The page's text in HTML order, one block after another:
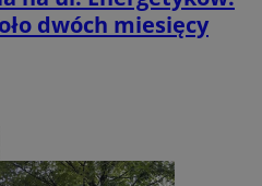
dwóch miesięcy